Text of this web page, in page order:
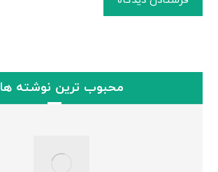
محبوب ترین نوشته ها